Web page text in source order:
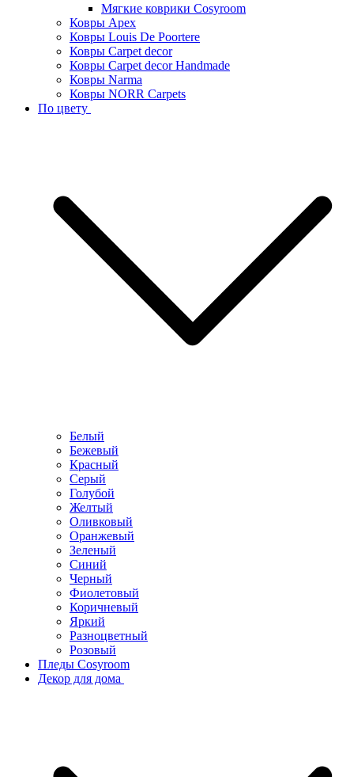
Мягкие коврики Cosyroom
Ковры Apex
Ковры Louis De Poortere
Ковры Carpet decor
Ковры Carpet decor Handmade
Ковры Narma
Ковры NORR Carpets
По цвету
Белый
Бежевый
Красный
Серый
Голубой
Желтый
Оливковый
Оранжевый
Зеленый
Синий
Черный
Фиолетовый
Коричневый
Яркий
Разноцветный
Розовый
Пледы Cosyroom
Декор для дома